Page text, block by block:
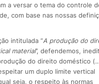
a versar o tema do controle
com base nas nossas
intitulada “A produção do
material”, defendemos,
do direito doméstico
um duplo limite vertical
seja, o respeito às normas